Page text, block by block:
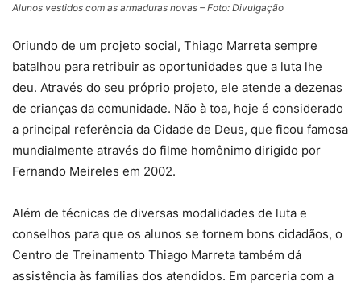
Alunos vestidos com as armaduras novas – Foto: Divulgação
Oriundo de um projeto social, Thiago Marreta sempre
batalhou para retribuir as oportunidades que a luta lhe
deu. Através do seu próprio projeto, ele atende a dezenas
de crianças da comunidade. Não à toa, hoje é considerado
a principal referência da Cidade de Deus, que ficou famosa
mundialmente através do filme homônimo dirigido por
Fernando Meireles em 2002.
Além de técnicas de diversas modalidades de luta e
conselhos para que os alunos se tornem bons cidadãos, o
Centro de Treinamento Thiago Marreta também dá
assistência às famílias dos atendidos. Em parceria com a